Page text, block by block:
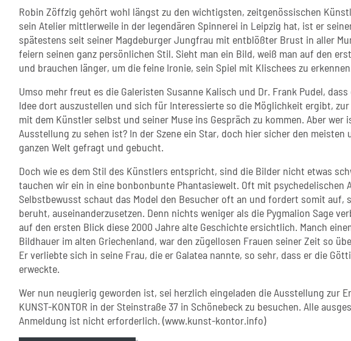
Robin Zöffzig gehört wohl längst zu den wichtigsten, zeitgenössischen
sein Atelier mittlerweile in der legendären Spinnerei in Leipzig hat, ist er
spätestens seit seiner Magdeburger Jungfrau mit entblößter Brust in aller
feiern seinen ganz persönlichen Stil. Sieht man ein Bild, weiß man auf den
und brauchen länger, um die feine Ironie, sein Spiel mit Klischees zu
Umso mehr freut es die Galeristen Susanne Kalisch und Dr. Frank Pudel,
Idee dort auszustellen und sich für Interessierte so die Möglichkeit ergibt,
mit dem Künstler selbst und seiner Muse ins Gespräch zu kommen. Aber
Ausstellung zu sehen ist? In der Szene ein Star, doch hier sicher den
ganzen Welt gefragt und gebucht.
Doch wie es dem Stil des Künstlers entspricht, sind die Bilder nicht etwas
tauchen wir ein in eine bonbonbunte Phantasiewelt. Oft mit psychedelischen
Selbstbewusst schaut das Model den Besucher oft an und fordert somit auf,
beruht, auseinanderzusetzen. Denn nichts weniger als die Pygmalion Sage
auf den ersten Blick diese 2000 Jahre alte Geschichte ersichtlich. Manch
Bildhauer im alten Griechenland, war den zügellosen Frauen seiner Zeit so
Er verliebte sich in seine Frau, die er Galatea nannte, so sehr, dass er die
erweckte.
Wer nun neugierig geworden ist, sei herzlich eingeladen die Ausstellung zur
KUNST-KONTOR in der Steinstraße 37 in Schönebeck zu besuchen. Alle
Anmeldung ist nicht erforderlich. (www.kunst-kontor.info)